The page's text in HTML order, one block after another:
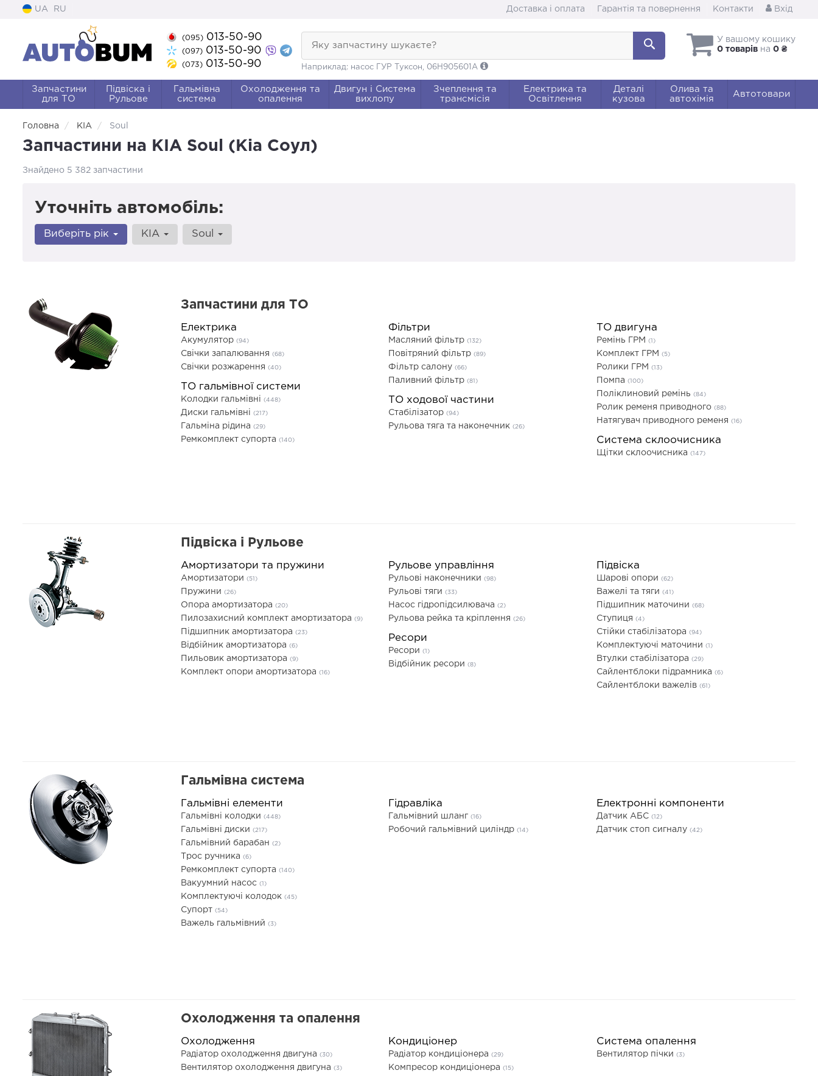
UA RU Доставка і оплата Гарантія та повернення Контакти Вхід
(095)013-50-90
(097)013-50-90
(073)013-50-90
У вашому кошику
0 товарів на 0 ₴
Яку запчастину шукаєте?
Наприклад: насос ГУР Туксон, 06H905601A
Запчастини
для ТО
Підвіска і
Рульове
Гальмівна
система
Охолодження та
опалення
Двигун і Система
вихлопу
Зчеплення та
трансмісія
Електрика та
Освітлення
Деталі
кузова
Олива та
автохімія
Автотовари
Головна KIA Soul
Запчастини на KIA Soul (Кіа Соул)
Знайдено 5 382 запчастини
Уточніть автомобіль:
Виберіть рік KIA Soul
Запчастини для ТО
Електрика
Акумулятор (94)
Свічки запалювання (68)
Свічки розжарення (40)
Фільтри
Масляний фільтр (132)
Повітряний фільтр (89)
Фільтр салону (66)
Паливний фільтр (81)
ТО двигуна
Ремінь ГРМ (1)
Комплект ГРМ (5)
Ролики ГРМ (13)
Помпа (100)
Поліклиновий ремінь (84)
Ролик ременя приводного (88)
Натягувач приводного ременя (16)
ТО гальмівної системи
Колодки гальмівні (448)
Диски гальмівні (217)
Гальміна рідина (29)
Ремкомплект супорта (140)
ТО ходової частини
Стабілізатор (94)
Рульова тяга та наконечник (26)
Система склоочисника
Щітки склоочисника (147)
Підвіска і Рульове
Амортизатори та пружини
Амортизатори (51)
Пружини (26)
Опора амортизатора (20)
Пилозахисний комплект амортизатора (9)
Підшипник амортизатора (23)
Відбійник амортизатора (6)
Пильовик амортизатора (9)
Комплект опори амортизатора (16)
Рульове управління
Рульові наконечники (98)
Рульові тяги (33)
Насос гідропідсилювача (2)
Рульова рейка та кріплення (26)
Підвіска
Шарові опори (62)
Важелі та тяги (41)
Підшипник маточини (68)
Ступиця (4)
Стійки стабілізатора (94)
Комплектуючі маточини (1)
Втулки стабілізатора (29)
Сайлентблоки підрамника (6)
Сайлентблоки важелів (61)
Ресори
Ресори (1)
Відбійник ресори (8)
Гальмівна система
Гальмівні елементи
Гальмівні колодки (448)
Гальмівні диски (217)
Гальмівний барабан (2)
Трос ручника (6)
Ремкомплект супорта (140)
Вакуумний насос (1)
Комплектуючі колодок (45)
Супорт (54)
Важель гальмівний (3)
Гідравліка
Гальмівний шланг (16)
Робочий гальмівний циліндр (14)
Електронні компоненти
Датчик АБС (12)
Датчик стоп сигналу (42)
Охолодження та опалення
Охолодження
Радіатор охолодження двигуна (30)
Вентилятор охолодження двигуна (3)
Кондиціонер
Радіатор кондиціонера (29)
Компресор кондиціонера (15)
Система опалення
Вентилятор пічки (3)